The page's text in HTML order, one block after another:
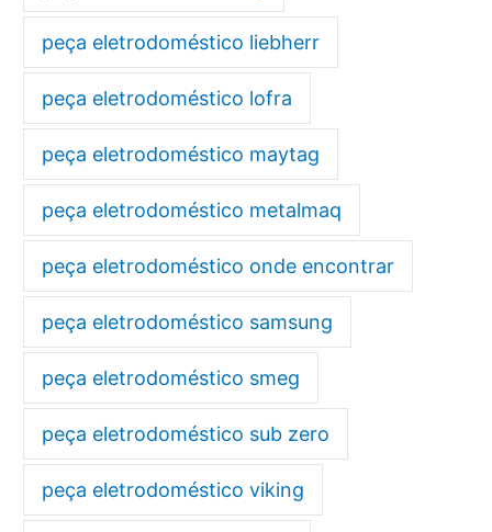
peça eletrodoméstico liebherr
peça eletrodoméstico lofra
peça eletrodoméstico maytag
peça eletrodoméstico metalmaq
peça eletrodoméstico onde encontrar
peça eletrodoméstico samsung
peça eletrodoméstico smeg
peça eletrodoméstico sub zero
peça eletrodoméstico viking